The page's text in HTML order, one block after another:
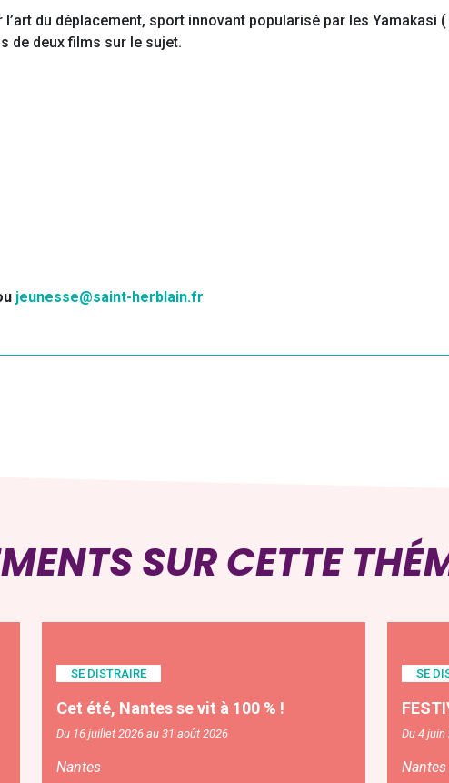
l’art du déplacement, sport innovant popularisé par les
de deux films sur le sujet.
jeunesse@saint-herblain.fr
SUR CETTE
SE DISTRAIRE
Cet été, Nantes se vit à 100 % !
Du 16 juillet 2026 au 31 août 2026
Nantes
SE
Du 4 juin
Nantes